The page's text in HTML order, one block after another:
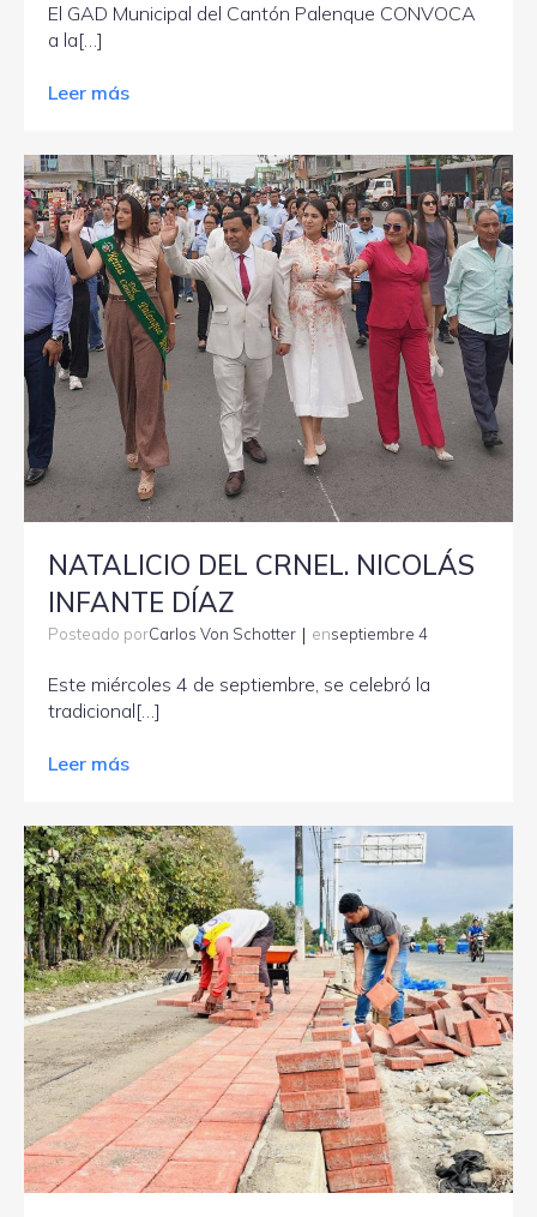
El GAD Municipal del Cantón Palenque CONVOCA
a la[…]
Leer más
NATALICIO DEL CRNEL. NICOLÁS
INFANTE DÍAZ
Posteado porCarlos Von Schotter | enseptiembre 4
Este miércoles 4 de septiembre, se celebró la
tradicional[…]
Leer más